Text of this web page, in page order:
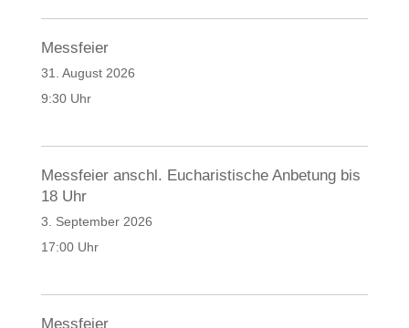
Messfeier
31. August 2026
9:30 Uhr
Messfeier anschl. Eucharistische Anbetung bis
18 Uhr
3. September 2026
17:00 Uhr
Messfeier